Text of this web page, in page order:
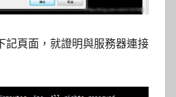
記頁面，就證明與服務器連接